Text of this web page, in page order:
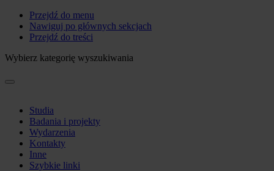
Przejdź do menu
Nawiguj po głównych sekcjach
Przejdź do treści
Wybierz kategorię wyszukiwania
Studia
Badania i projekty
Wydarzenia
Kontakty
Inne
Szybkie linki